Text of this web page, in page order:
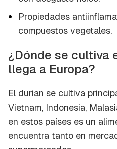
Propiedades
compuestos vegetales.
¿Dónde se cultiva
llega a Europa?
El durian se cultiva
Vietnam, Indonesia,
en estos países es un
encuentra tanto en